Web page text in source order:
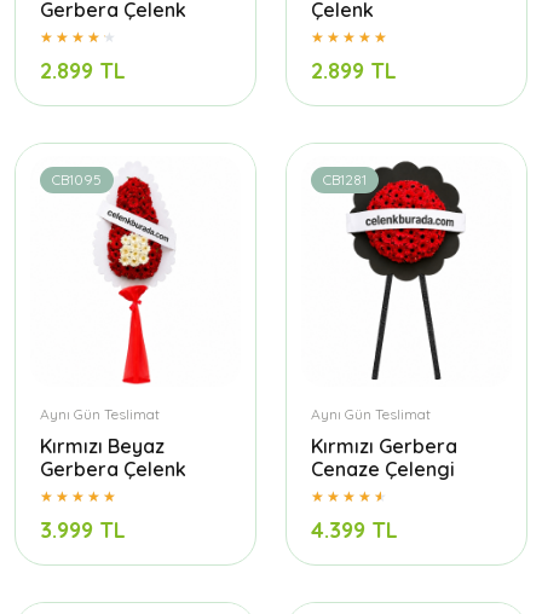
Gerbera Çelenk
2.899 TL
Çelenk
2.899 TL
CB1095
Aynı Gün Teslimat
Kırmızı Beyaz
Gerbera Çelenk
3.999 TL
CB1281
Aynı Gün Teslimat
Kırmızı Gerbera
Cenaze Çelengi
4.399 TL